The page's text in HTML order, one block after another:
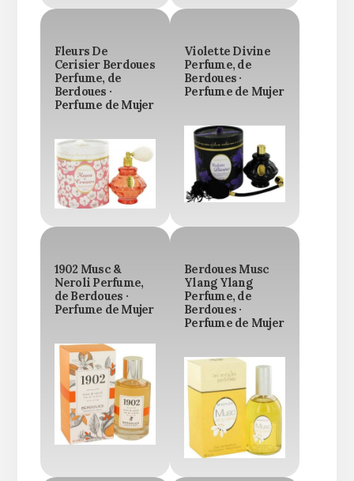
Fleurs De
Cerisier Berdoues
Perfume, de
Berdoues ·
Perfume de Mujer
Violette Divine
Perfume, de
Berdoues ·
Perfume de Mujer
1902 Musc &
Neroli Perfume,
de Berdoues ·
Perfume de Mujer
Berdoues Musc
Ylang Ylang
Perfume, de
Berdoues ·
Perfume de Mujer